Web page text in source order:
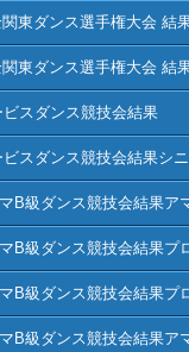
東ダンス選手権大会 結
東ダンス選手権大会 結
スダンス競技会結果
スダンス競技会結果シ
B級ダンス競技会結果ア
B級ダンス競技会結果プ
B級ダンス競技会結果プ
B級ダンス競技会結果ア